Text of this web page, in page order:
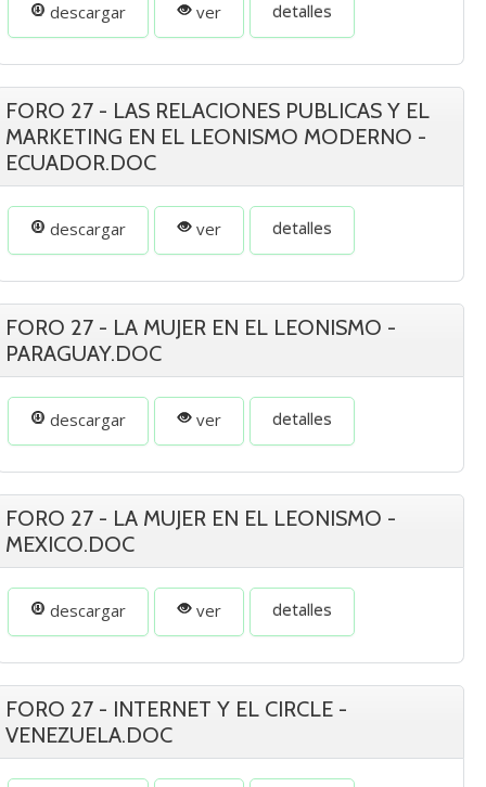
descargar ver detalles
FORO 27 - LAS RELACIONES PUBLICAS Y EL
MARKETING EN EL LEONISMO MODERNO -
ECUADOR.DOC
descargar ver detalles
FORO 27 - LA MUJER EN EL LEONISMO -
PARAGUAY.DOC
descargar ver detalles
FORO 27 - LA MUJER EN EL LEONISMO -
MEXICO.DOC
descargar ver detalles
FORO 27 - INTERNET Y EL CIRCLE -
VENEZUELA.DOC